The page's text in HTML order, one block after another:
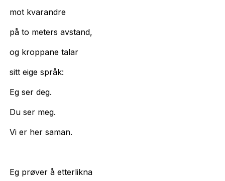
mot kvarandre
på to meters avstand,
og kroppane talar
sitt eige språk:
Eg ser deg.
Du ser meg.
Vi er her saman.
Eg prøver å etterlikna